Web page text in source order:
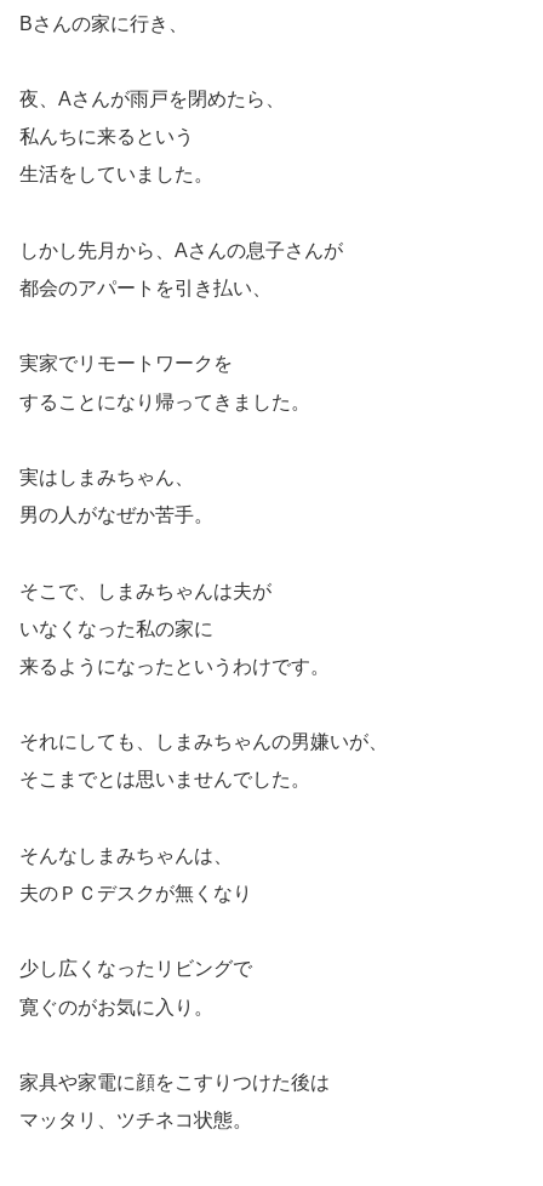
Bさんの家に行き、
夜、Aさんが雨戸を閉めたら、
私んちに来るという
生活をしていました。
しかし先月から、Aさんの息子さんが
都会のアパートを引き払い、
実家でリモートワークを
することになり帰ってきました。
実はしまみちゃん、
男の人がなぜか苦手。
そこで、しまみちゃんは夫が
いなくなった私の家に
来るようになったというわけです。
それにしても、しまみちゃんの男嫌いが、
そこまでとは思いませんでした。
そんなしまみちゃんは、
夫のＰＣデスクが無くなり
少し広くなったリビングで
寛ぐのがお気に入り。
家具や家電に顔をこすりつけた後は
マッタリ、ツチネコ状態。